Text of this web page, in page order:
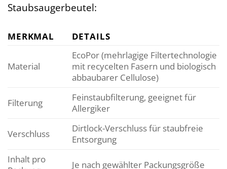
Staubsaugerbeutel:
MERKMAL DETAILS
Material
EcoPor (mehrlagige Filtertechnologie
mit recycelten Fasern und biologisch
abbaubarer Cellulose)
Filterung
Feinstaubfilterung, geeignet für
Allergiker
Verschluss
Dirtlock-Verschluss für staubfreie
Entsorgung
Inhalt pro
Je nach gewählter Packungsgröße